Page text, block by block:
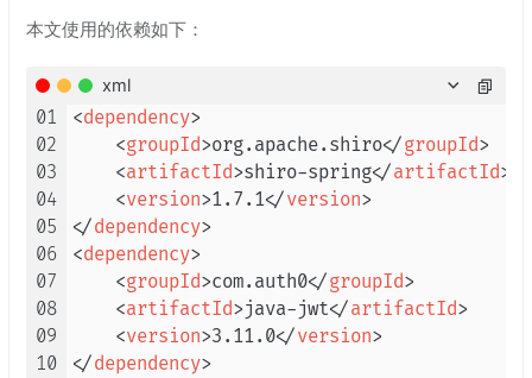
本文使用的依赖如下：
xml
01
02
03
04
05
06
07
08
09
10
<dependency>
<groupId>org.apache.shiro</groupId>
<artifactId>shiro-spring</artifactId>
<version>1.7.1</version>
</dependency>
<dependency>
<groupId>com.auth0</groupId>
<artifactId>java-jwt</artifactId>
<version>3.11.0</version>
</dependency>